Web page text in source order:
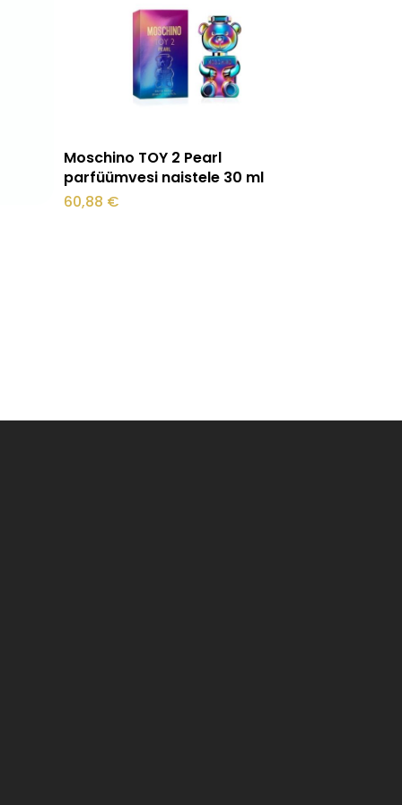
Lisa korvi
Moschino TOY 2 Pearl
parfüümvesi naistele 30 ml
60,88 €